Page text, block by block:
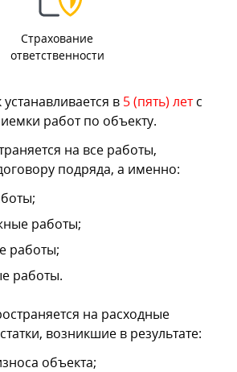
Страхование
ответственности
в 5 (пять) летс
работ по объекту.
на все работы,
подряда, а именно:
работы;
работы;
работы.
на расходные
возникшие в результате:
объекта;